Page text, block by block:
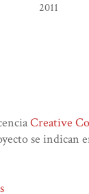
2011
Creative
se indican